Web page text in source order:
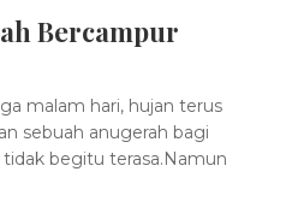
Bercampur
malam hari, hujan terus
sebuah anugerah bagi
begitu terasa.Namun